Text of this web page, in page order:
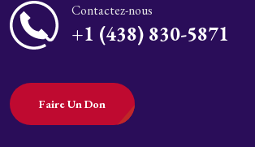
Contactez-nous
+1 (438) 830-5871
Faire Un Don